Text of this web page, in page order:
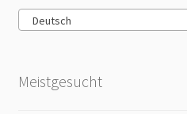
Deutsch
Meistgesucht